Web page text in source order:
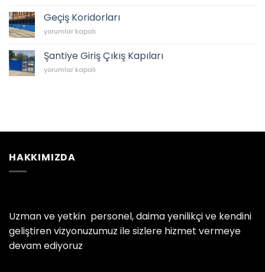
için
Geçiş Koridorları
Geçiş
için
yorumlar kapalı
Şantiye Giriş Çıkış Kapıları
Şantiye
yorumlar kapalı
HAKKIMIZDA
Uzman ve yetkin personel, daima yenilikçi ve kendini
geliştiren vizyonuzumuz ile sizlere hizmet vermeye
devam ediyoruz